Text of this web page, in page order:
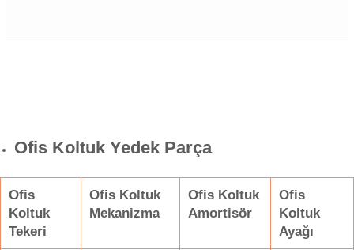
Ofis Koltuk Yedek Parça
Ofis
Koltuk
Tekeri
Ofis Koltuk
Mekanizma
Ofis Koltuk
Amortisör
Ofis
Koltuk
Ayağı